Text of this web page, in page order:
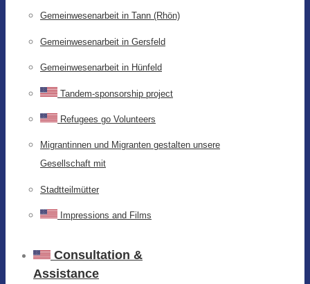
Gemeinwesenarbeit in Tann (Rhön)
Gemeinwesenarbeit in Gersfeld
Gemeinwesenarbeit in Hünfeld
Tandem-sponsorship project
Refugees go Volunteers
Migrantinnen und Migranten gestalten unsere
Gesellschaft mit
Stadtteilmütter
Impressions and Films
Consultation &
Assistance